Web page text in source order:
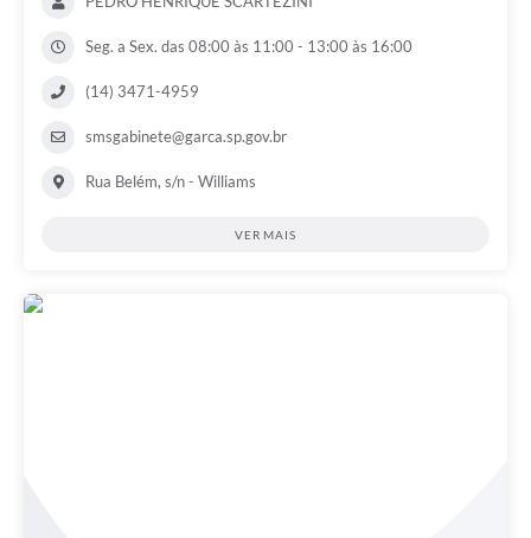
Seg. a Sex. das 08:00 às 11:00 - 13:00 às 16:00
(14) 3471-4959
smsgabinete@garca.sp.gov.br
Rua Belém, s/n - Williams
VER MAIS